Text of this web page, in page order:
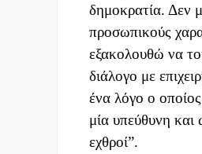
δημοκρατία. Δεν
προσωπικούς
εξακολουθώ να
διάλογο με
ένα λόγο ο
μία υπεύθυνη και
εχθροί”.